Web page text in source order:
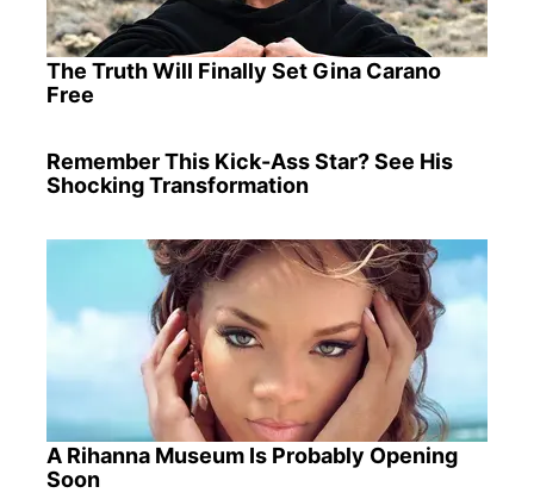
The Truth Will Finally Set Gina Carano
Free
Remember This Kick-Ass Star? See His
Shocking Transformation
A Rihanna Museum Is Probably Opening
Soon